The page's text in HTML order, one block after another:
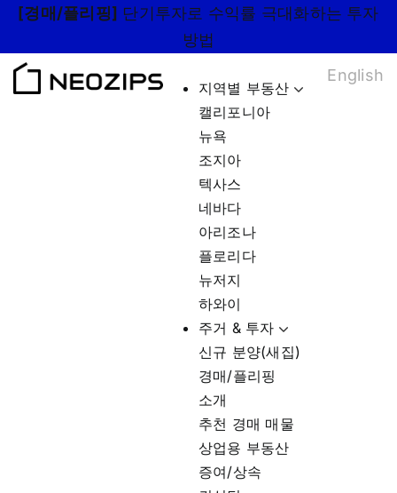
Skip
content
[경매/플리핑] 단기투자로 수익률 극대화하는 투자
방법
지역별 부동산
캘리포니아
뉴욕
조지아
텍사스
네바다
아리조나
플로리다
뉴저지
하와이
주거 & 투자
신규 분양(새집)
경매/플리핑
소개
추천 경매 매물
상업용 부동산
증여/상속
English